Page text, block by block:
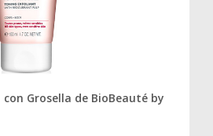
Grosella de BioBeauté by